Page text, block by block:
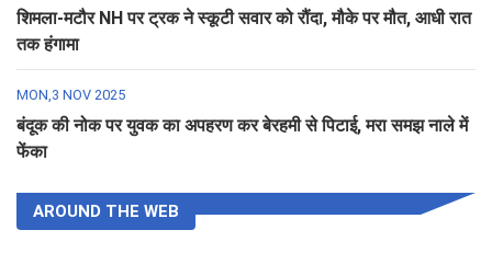
शिमला-मटौर NH पर ट्रक ने स्कूटी सवार को रौंदा, मौके पर मौत, आधी रात
तक हंगामा
MON,3 NOV 2025
बंदूक की नोक पर युवक का अपहरण कर बेरहमी से पिटाई, मरा समझ नाले में
फेंका
AROUND THE WEB